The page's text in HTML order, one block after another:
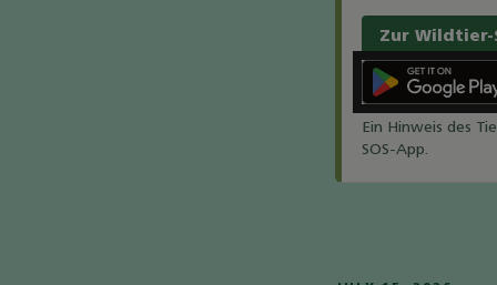
Zur Wildtier-
Ein Hinweis des
SOS-App.